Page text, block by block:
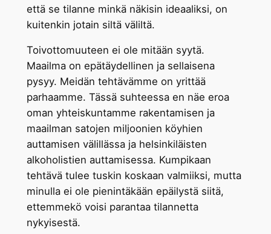
että se tilanne minkä näkisin ideaaliksi, on
kuitenkin jotain siltä väliltä.
Toivottomuuteen ei ole mitään syytä.
Maailma on epätäydellinen ja sellaisena
pysyy. Meidän tehtävämme on yrittää
parhaamme. Tässä suhteessa en näe eroa
oman yhteiskuntamme rakentamisen ja
maailman satojen miljoonien köyhien
auttamisen välillässa ja helsinkiläisten
alkoholistien auttamisessa. Kumpikaan
tehtävä tulee tuskin koskaan valmiiksi, mutta
minulla ei ole pienintäkään epäilystä siitä,
ettemmekö voisi parantaa tilannetta
nykyisestä.